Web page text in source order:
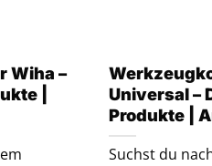
Wiha –
|
Universal –
Produkte |
Suchst du